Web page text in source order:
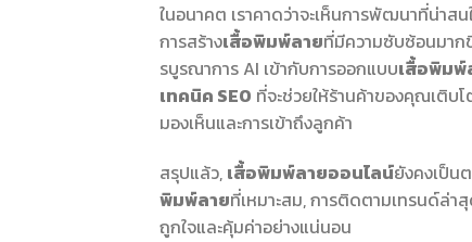
ในอนาคต เราคาดว่าจะเห็นการพัฒนาที่น่าสน
การสร้างเสื้อพิมพ์ลายที่มีความซับซ้อนมาก
รบูรณาการ AI เข้ากับการออกแบบเสื้อพิมพ์
เทคนิค SEO ที่จะช่วยให้ร้านค้าของคุณเติบ
มองเห็นและการเข้าถึงลูกค้า
สรุปแล้ว, เสื้อพิมพ์ลายออนไลน์ยังคงเป็น
พิมพ์ลายที่เหมาะสม, การติดตามเทรนด์ล่า
ถูกใจและคุ้มค่าอย่างแน่นอน